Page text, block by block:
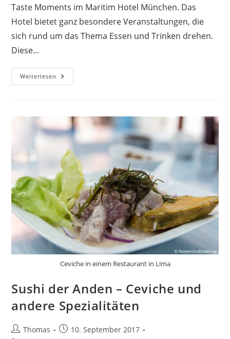
Taste Moments im Maritim Hotel München. Das
Hotel bietet ganz besondere Veranstaltungen, die
sich rund um das Thema Essen und Trinken drehen.
Diese…
Weiterlesen Taste
Moments
Ceviche in einem Restaurant in Lima
Sushi der Anden – Ceviche und
andere Spezialitäten
Beitrags-
Thomas
Beitrag10. September 2017